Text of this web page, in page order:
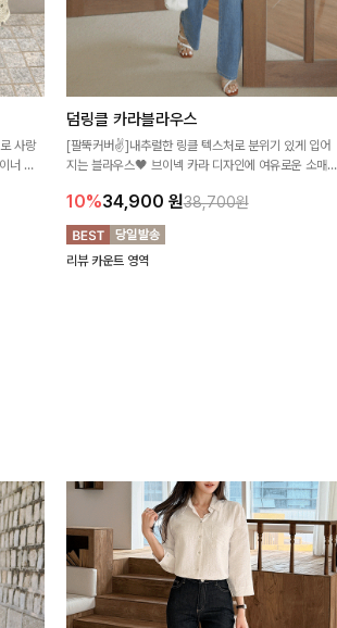
사랑
너 걱
덤링클 카라블라우스
[팔뚝커버✌]내추럴한 링클 텍스처로 분위기 있게 입어
지는 블라우스🖤 브이넥 카라 디자인에 여유로운 소매핏
10%34,900 원38,700원
리뷰 카운트 영역